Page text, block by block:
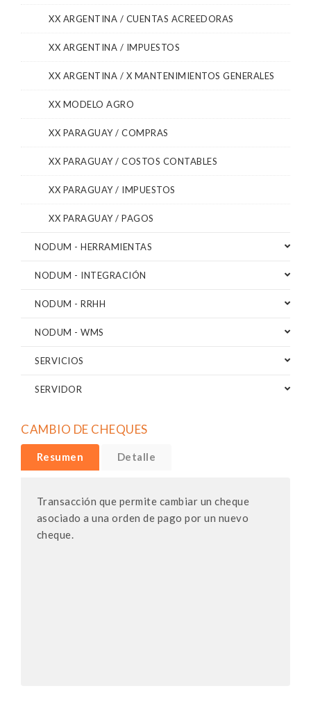
XX ARGENTINA / CUENTAS ACREEDORAS
XX ARGENTINA / IMPUESTOS
XX ARGENTINA / X MANTENIMIENTOS GENERALES
XX MODELO AGRO
XX PARAGUAY / COMPRAS
XX PARAGUAY / COSTOS CONTABLES
XX PARAGUAY / IMPUESTOS
XX PARAGUAY / PAGOS
NODUM - HERRAMIENTAS
NODUM - INTEGRACIÓN
NODUM - RRHH
NODUM - WMS
SERVICIOS
SERVIDOR
CAMBIO DE CHEQUES
Resumen Detalle
Transacción que permite cambiar un cheque
asociado a una orden de pago por un nuevo
cheque.